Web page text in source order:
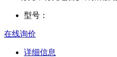
型号：
在线询价
详细信息